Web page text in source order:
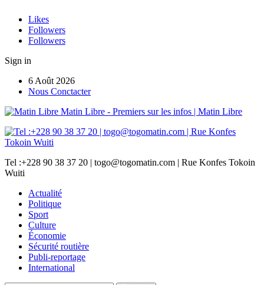
Likes
Followers
Followers
Sign in
6 Août 2026
Nous Conctacter
Matin Libre - Premiers sur les infos | Matin Libre
Tel :+228 90 38 37 20 | togo@togomatin.com | Rue Konfes Tokoin
Wuiti
Actualité
Politique
Sport
Culture
Économie
Sécurité routière
Publi-reportage
International